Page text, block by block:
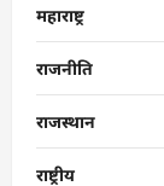
महाराष्ट्र
राजनीति
राजस्थान
राष्ट्रीय